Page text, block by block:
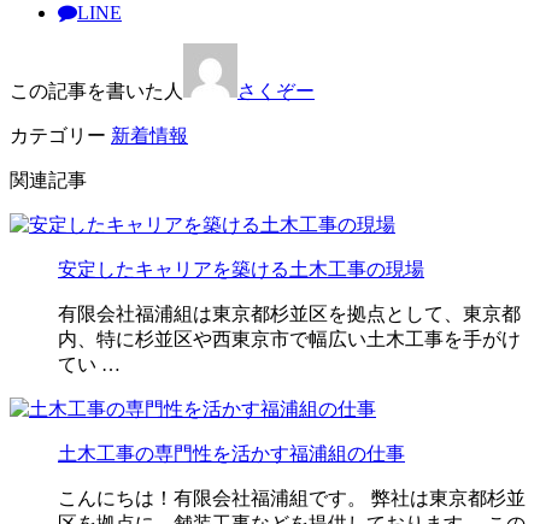
LINE
この記事を書いた人 さくぞー
カテゴリー 新着情報
関連記事
安定したキャリアを築ける土木工事の現場
有限会社福浦組は東京都杉並区を拠点として、東京都
内、特に杉並区や西東京市で幅広い土木工事を手がけ
てい …
土木工事の専門性を活かす福浦組の仕事
こんにちは！有限会社福浦組です。 弊社は東京都杉並